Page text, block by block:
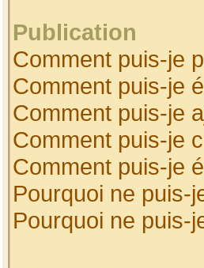
Publication
Comment puis-je
Comment puis-je
Comment puis-je
Comment puis-je
Comment puis-je
Pourquoi ne puis-
Pourquoi ne puis-